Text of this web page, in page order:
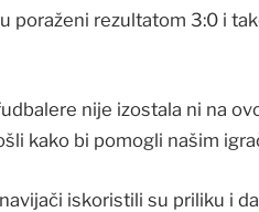
poraženi rezultatom 3:0 i
nije izostala ni na
kako bi pomogli našim
iskoristili su priliku i